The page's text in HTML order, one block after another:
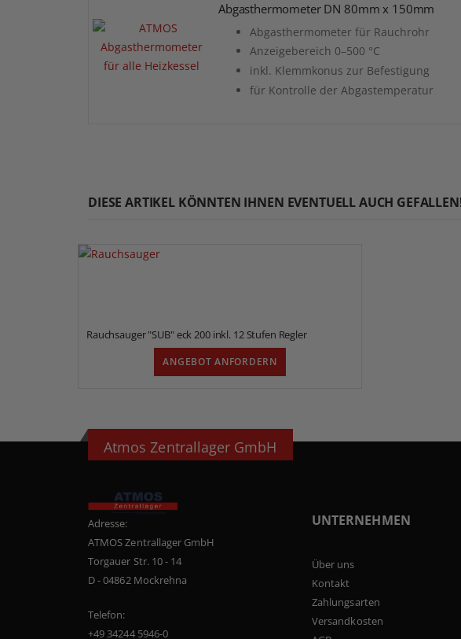
Abgasthermometer DN 80mm x 150mm
Abgasthermometer für Rauchrohr
Anzeigebereich 0–500 °C
inkl. Klemmkonus zur Befestigung
für Kontrolle der Abgastemperatur
DIESE ARTIKEL KÖNNTEN IHNEN EVENTUELL AUCH
Rauchsauger "SUB" eck 200 inkl. 12 Stufen Regler
ANGEBOT ANFORDERN
Atmos Zentrallager GmbH
Adresse:
ATMOS Zentrallager GmbH
Torgauer Str. 10 - 14
D - 04862 Mockrehna
Telefon:
+49 34244 5946-0
UNTERNEHMEN
Über uns
Kontakt
Zahlungsarten
Versandkosten